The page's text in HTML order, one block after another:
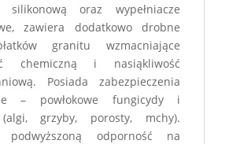
silikonową oraz wypełniacze
zawiera dodatkowo drobne
granitu wzmacniające
chemiczną i nasiąkliwość
Posiada zabezpieczenia
– powłokowe fungicydy i
grzyby, porosty, mchy).
podwyższoną odporność na